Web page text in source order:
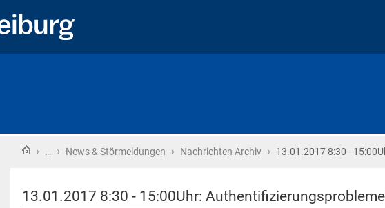
Startseite
› … › News & Störmeldungen › Nachrichten Archiv › 13.01.2017 8:30 -
13.01.2017 8:30 - 15:00Uhr: